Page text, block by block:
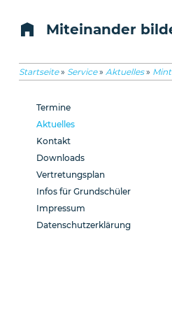
Miteinander
Startseite» Service» Aktuelles» Mint
Termine
Aktuelles
Kontakt
Downloads
Vertretungsplan
Infos für Grundschüler
Impressum
Datenschutzerklärung